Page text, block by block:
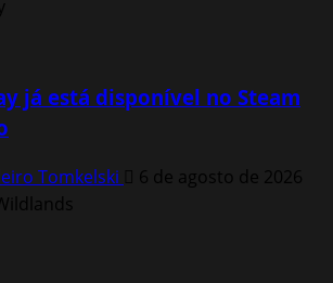
já está disponível no Steam
Tomkelski 6 de agosto de 2026